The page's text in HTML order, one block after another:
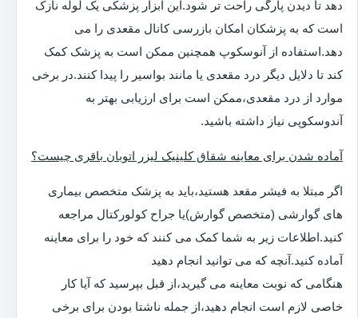
دهد تا دیدن پارگی راحت تر شود.این ابزار پزشکی یک لوله نازک
است که به پزشکان امکان بازرسی کانال مقعدی را می
دهد.استفاده از آنوسکوپ همچنین ممکن است به پزشک کمک
کند تا دلایل دیگر درد مقعدی یا مانند بواسیر را پیدا کنند.در برخی
موارد از درد مقعدی،ممکن است برای ارزیابی بهتر به
آندوسکوپی نیاز داشته باشید.
آماده شدن برای معاینه شقاق کلینیک لیزر اتوبان باقری چیست؟
اگر مبتلا به فیشر مقعد هستید،باید به پزشک متخصص بیماری
های گوارشی (متخصص گوارش)یا جراح کولورکتال مراجعه
کنید.اطلاعات زیر به شما کمک می کنند که خود را برای معاینه
آماده کنید.آنچه که می توانید انجام دهید
هنگامی که نوبت معاینه می گیرید،از قبل بپرسید که آیا کار
خاصی لازم است انجام دهید،از جمله ناشتا بودن برای برخی